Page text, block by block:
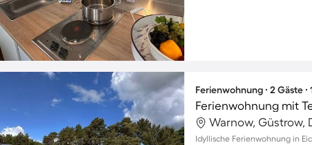
Ferienwohnung ∙ 2 Gäste
Ferienwohnung mit
Warnow, Güstrow,
Idyllische Ferienwohnung in